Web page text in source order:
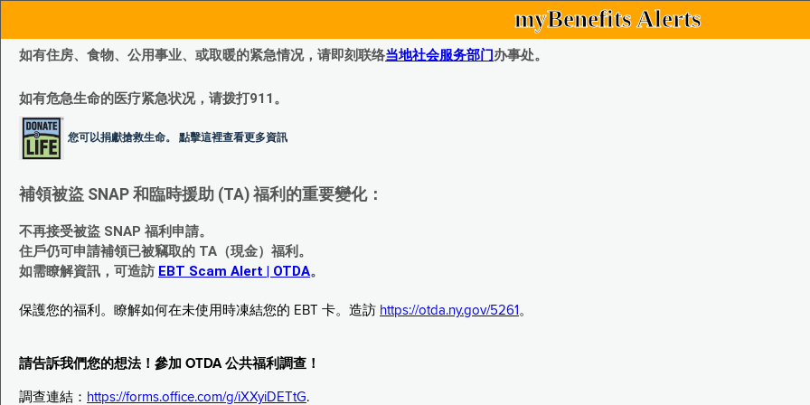
myBenefits Alerts
如有住房、食物、公用事业、或取暖的紧急情况，请即刻联络当地社会服务部门办事处。
如有危急生命的医疗紧急状况，请拨打911。
您可以捐獻搶救生命。 點擊這裡查看更多資訊
補領被盜 SNAP 和臨時援助 (TA) 福利的重要變化：
不再接受被盜 SNAP 福利申請。
住戶仍可申請補領已被竊取的 TA（現金）福利。
如需瞭解資訊，可造訪 EBT Scam Alert | OTDA。
保護您的福利。瞭解如何在未使用時凍結您的 EBT 卡。造訪 https://otda.ny.gov/5261 。
請告訴我們您的想法！參加 OTDA 公共福利調查！
調查連結： https://forms.office.com/g/iXXyiDETtG.